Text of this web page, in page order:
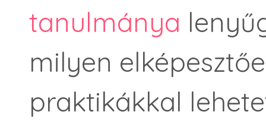
tanulmánya
milyen
praktikákkal